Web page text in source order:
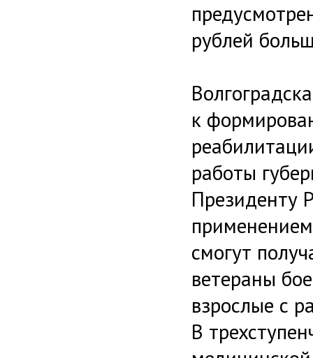
рублей
к
работы
Президенту
смогут
ветераны
взрослые с
В